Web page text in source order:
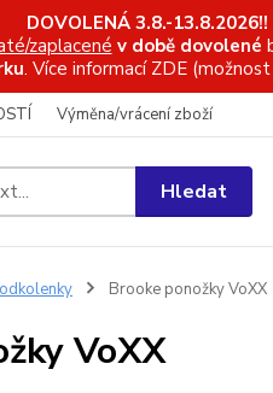
DOVOLENÁ 3.8.-13.8.2026!!
zaplacené v době dovolené
. Více informací ZDE
Výměna/vrácení zboží
Hledat
Brooke ponožky VoXX
VoXX